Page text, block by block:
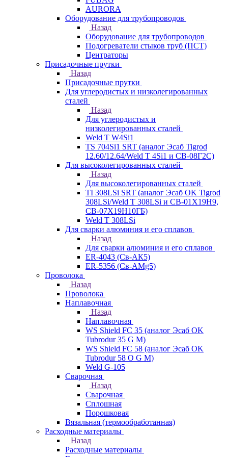
AURORA
Оборудование для трубопроводов
Назад
Оборудование для трубопроводов
Подогреватели стыков труб (ПСТ)
Центраторы
Присадочные прутки
Назад
Присадочные прутки
Для углеродистых и низколегированных
сталей
Назад
Для углеродистых и
низколегированных сталей
Weld T W4Si1
TS 704Si1 SRT (аналог Эсаб Tigrod
12.60/12.64/Weld T 4Si1 и СВ-08Г2С)
Для высоколегированных сталей
Назад
Для высоколегированных сталей
TI 308LSi SRT (аналог Эсаб OK Tigrod
308LSi/Weld T 308LSi и СВ-01Х19Н9,
СВ-07Х19Н10ГБ)
Weld T 308LSi
Для сварки алюминия и его сплавов
Назад
Для сварки алюминия и его сплавов
ER-4043 (Св-АК5)
ER-5356 (Св-АМg5)
Проволока
Назад
Проволока
Наплавочная
Назад
Наплавочная
WS Shield FC 35 (аналог Эсаб OK
Tubrodur 35 G M)
WS Shield FC 58 (аналог Эсаб OK
Tubrodur 58 O G M)
Weld G-105
Сварочная
Назад
Сварочная
Сплошная
Порошковая
Вязальная (термообработанная)
Расходные материалы
Назад
Расходные материалы